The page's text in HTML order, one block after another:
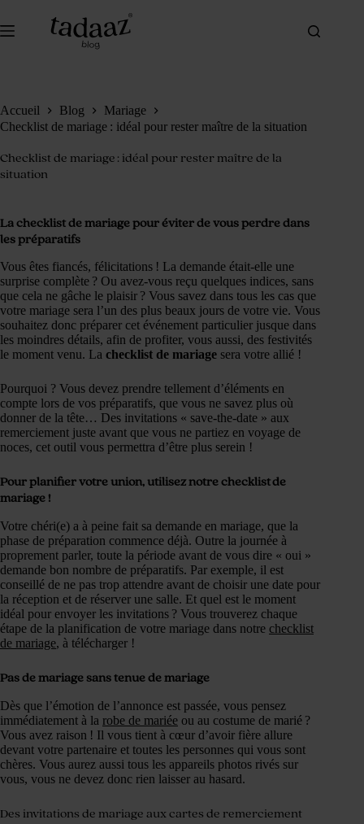
contenu
Accueil Blog
Mariage
Checklist de mariage : idéal pour rester maître de la situation
Checklist de mariage : idéal pour rester maître de la
situation
La checklist de mariage pour éviter de vous perdre dans
les préparatifs
Vous êtes fiancés, félicitations ! La demande était-elle une
surprise complète ? Ou avez-vous reçu quelques indices, sans
que cela ne gâche le plaisir ? Vous savez dans tous les cas que
votre mariage sera l’un des plus beaux jours de votre vie. Vous
souhaitez donc préparer cet événement particulier jusque dans
les moindres détails, afin de profiter, vous aussi, des festivités
le moment venu. La checklist de mariage sera votre allié !
Pourquoi ? Vous devez prendre tellement d’éléments en
compte lors de vos préparatifs, que vous ne savez plus où
donner de la tête… Des invitations « save-the-date » aux
remerciement juste avant que vous ne partiez en voyage de
noces, cet outil vous permettra d’être plus serein !
Pour planifier votre union, utilisez notre checklist de
mariage !
Votre chéri(e) a à peine fait sa demande en mariage, que la
phase de préparation commence déjà. Outre la journée à
proprement parler, toute la période avant de vous dire « oui »
demande bon nombre de préparatifs. Par exemple, il est
conseillé de ne pas trop attendre avant de choisir une date pour
la réception et de réserver une salle. Et quel est le moment
idéal pour envoyer les invitations ? Vous trouverez chaque
étape de la planification de votre mariage dans notre checklist
de mariage, à télécharger !
Pas de mariage sans tenue de mariage
Dès que l’émotion de l’annonce est passée, vous pensez
immédiatement à la robe de mariée ou au costume de marié ?
Vous avez raison ! Il vous tient à cœur d’avoir fière allure
devant votre partenaire et toutes les personnes qui vous sont
chères. Vous aurez aussi tous les appareils photos rivés sur
vous, vous ne devez donc rien laisser au hasard.
Des invitations de mariage aux cartes de remerciement